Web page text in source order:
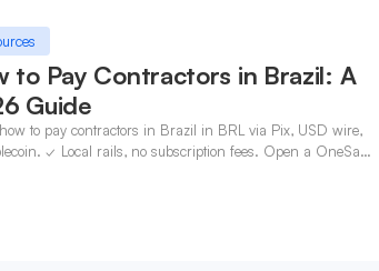
to Pay Contractors in Brazil: A
Guide
to pay contractors in Brazil in BRL via Pix, USD wire,
✓ Local rails, no subscription fees. Open a OneSafe